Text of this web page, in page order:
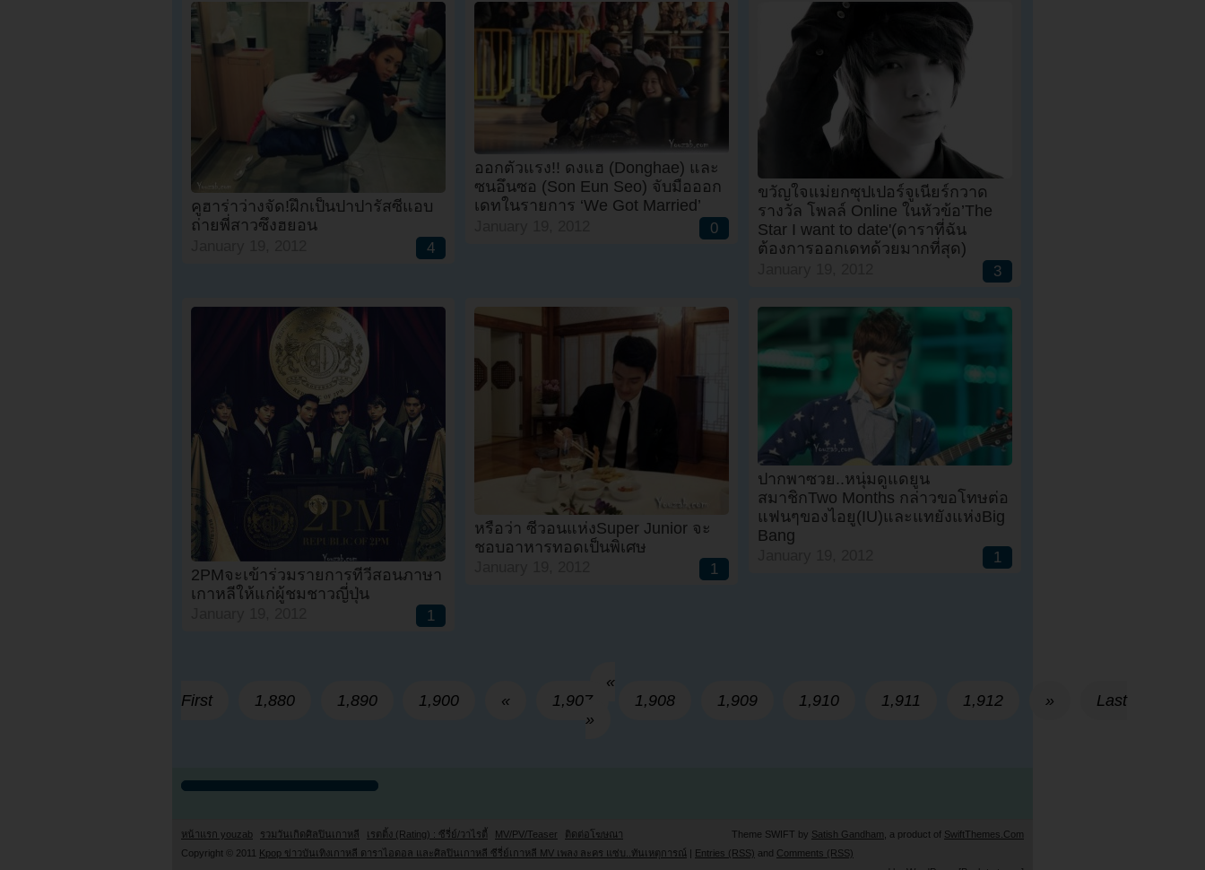
คูฮาร่าว่างจัด!ฝึกเป็นปาปารัสซี่แอบ
ถ่ายพี่สาวซึงฮยอน
4
ออกตัวแรง!! ดงแฮ (Donghae) และ
ซนอึนซอ (Son Eun Seo) จับมือออก
เดทในรายการ ‘We Got Married’
0
ขวัญใจแม่ยกซุปเปอร์จูเนียร์กวาด
รางวัล โพลล์ Online ในหัวข้อ’The
Star I want to date'(ดาราที่ฉัน
ต้องการออกเดทด้วยมากที่สุด)
3
2PMจะเข้าร่วมรายการทีวีสอนภาษา
เกาหลีให้แก่ผู้ชมชาวญี่ปุ่น
1
หรือว่า ซีวอนแห่งSuper Junior จะ
ชอบอาหารทอดเป็นพิเศษ
1
ปากพาซวย..หนุ่มดูแดยูน
สมาชิกTwo Months กล่าวขอโทษต่อ
แฟนๆของไอยู(IU)และแทยังแห่งBig
Bang
1
«
First
1,880 1,890 1,900 « 1,907 1,908 1,909 1,910 1,911 1,912 »
Last
»
หน้าแรก youzab รวมวันเกิดศิลปินเกาหลี เรตติ้ง (Rating) : ซีรี่ย์/วาไรตี้ MV/PV/Teaser ติดต่อโฆษณา Theme SWIFT by Satish Gandham , a product of SwiftThemes.Com
Copyright © 2011 Kpop ข่าวบันเทิงเกาหลี ดาราไอดอล และศิลปินเกาหลี ซีรี่ย์เกาหลี MV เพลง ละคร แซ่บ..ทันเหตุการณ์ | Entries (RSS) and Comments (RSS)